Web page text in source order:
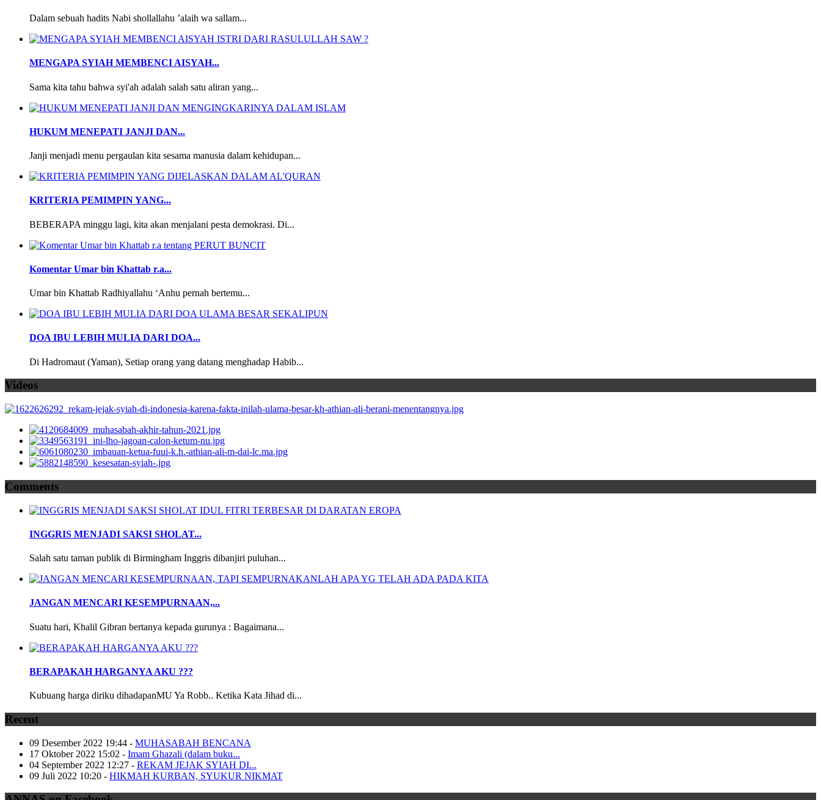
Dalam sebuah hadits Nabi shollallahu ’alaih wa sallam...
MENGAPA SYIAH MEMBENCI AISYAH...
Sama kita tahu bahwa syi'ah adalah salah satu aliran yang...
HUKUM MENEPATI JANJI DAN...
Janji menjadi menu pergaulan kita sesama manusia dalam kehidupan...
KRITERIA PEMIMPIN YANG...
BEBERAPA minggu lagi, kita akan menjalani pesta demokrasi. Di...
Komentar Umar bin Khattab r.a...
Umar bin Khattab Radhiyallahu ‘Anhu pernah bertemu...
DOA IBU LEBIH MULIA DARI DOA...
Di Hadromaut (Yaman), Setiap orang yang datang menghadap Habib...
Videos
Comments
INGGRIS MENJADI SAKSI SHOLAT...
Salah satu taman publik di Birmingham Inggris dibanjiri puluhan...
JANGAN MENCARI KESEMPURNAAN,...
Suatu hari, Khalil Gibran bertanya kepada gurunya : Bagaimana...
BERAPAKAH HARGANYA AKU ???
Kubuang harga diriku dihadapanMU Ya Robb.. Ketika Kata Jihad di...
Recent
09 Desember 2022 19:44 - MUHASABAH BENCANA
17 Oktober 2022 15:02 - Imam Ghazali (dalam buku...
04 September 2022 12:27 - REKAM JEJAK SYIAH DI...
09 Juli 2022 10:20 - HIKMAH KURBAN, SYUKUR NIKMAT